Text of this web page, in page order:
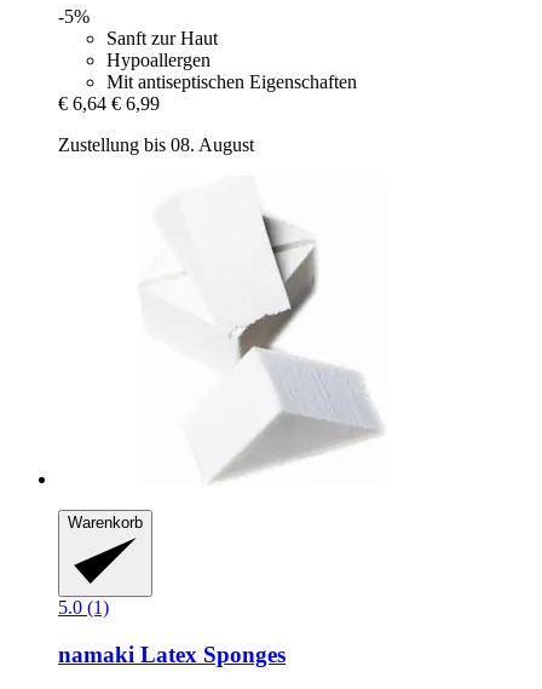
-5%
Sanft zur Haut
Hypoallergen
Mit antiseptischen Eigenschaften
€ 6,64 € 6,99
Zustellung bis 08. August
Warenkorb
5.0 (1)
namaki Latex Sponges